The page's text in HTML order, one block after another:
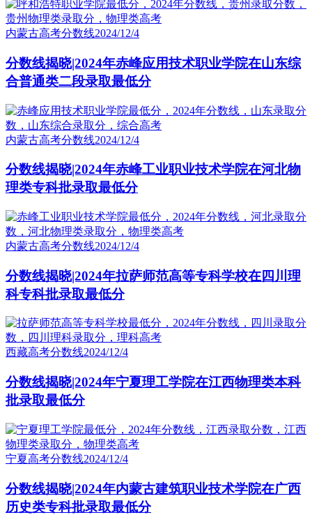
内蒙古高考分数线2024/12/4
分数线揭晓|2024年赤峰应用技术职业学院在山东综
合普通类二段录取最低分
内蒙古高考分数线2024/12/4
分数线揭晓|2024年赤峰工业职业技术学院在河北物
理类专科批录取最低分
内蒙古高考分数线2024/12/4
分数线揭晓|2024年拉萨师范高等专科学校在四川理
科专科批录取最低分
西藏高考分数线2024/12/4
分数线揭晓|2024年宁夏理工学院在江西物理类本科
批录取最低分
宁夏高考分数线2024/12/4
分数线揭晓|2024年内蒙古建筑职业技术学院在广西
历史类专科批录取最低分